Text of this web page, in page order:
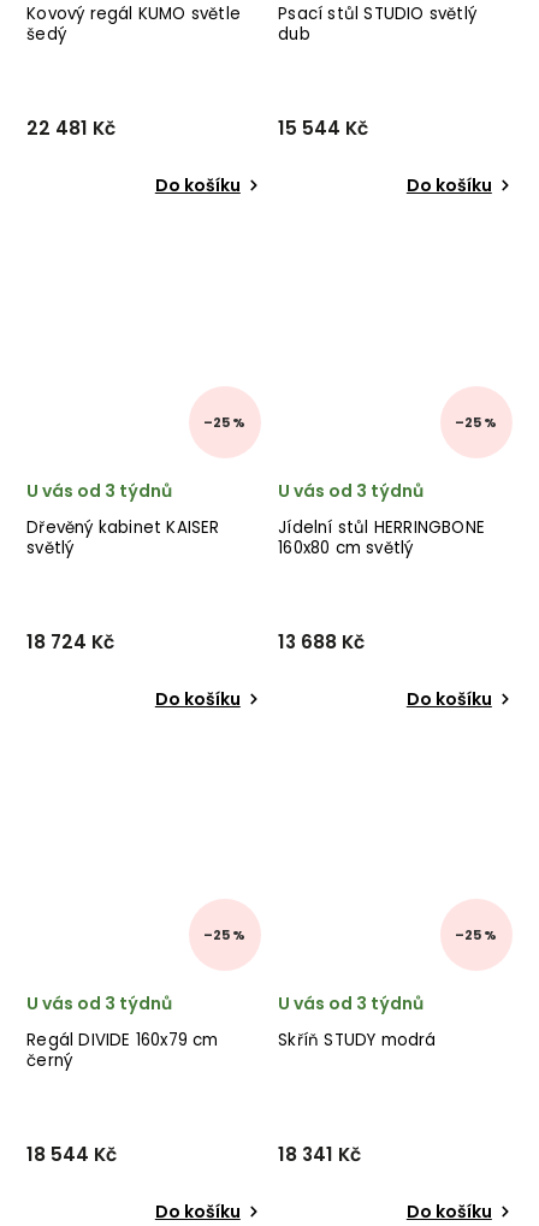
Kovový regál KUMO světle
šedý
22 481 Kč
Do košíku
Psací stůl STUDIO světlý
dub
15 544 Kč
Do košíku
–25 %
Dřevěný kabinet KAISER
světlý
U vás od 3 týdnů
18 724 Kč
Do košíku
–25 %
Jídelní stůl HERRINGBONE
160x80 cm světlý
U vás od 3 týdnů
13 688 Kč
Do košíku
–25 %
Regál DIVIDE 160x79 cm
černý
U vás od 3 týdnů
18 544 Kč
Do košíku
–25 %
Skříň STUDY modrá
U vás od 3 týdnů
18 341 Kč
Do košíku